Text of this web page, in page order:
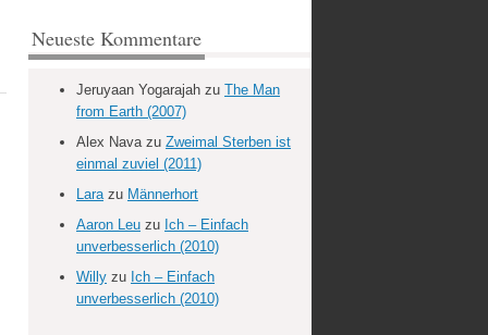
Neueste Kommentare
Jeruyaan Yogarajah zu The Man
from Earth (2007)
Alex Navazu Zweimal Sterben ist
einmal zuviel (2011)
Larazu Männerhort
Aaron Leu zu Ich – Einfach
unverbesserlich (2010)
Willy zu Ich – Einfach
unverbesserlich (2010)